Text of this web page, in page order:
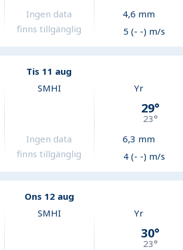
Ingen data
finns tillgänglig
4,6 mm
5 (- -) m/s
Tis 11 aug
SMHI
Ingen data
finns tillgänglig
Yr
29°
23°
6,3 mm
4 (- -) m/s
Ons 12 aug
SMHI Yr
30°
23°